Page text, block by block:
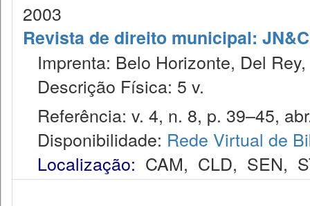
2003
Revista de direito municipal:
Imprenta: Belo Horizonte, Del
Descrição Física: 5 v.
Referência: v. 4, n. 8, p. 39–45,
Disponibilidade: Rede Virtual de
Localização: CAM, CLD, SEN,